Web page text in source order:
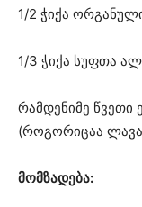
1/2 ჭიქა
1/3 ჭიქა სუფთა
რამდენიმე წვეთი
(როგორიცაა
მომზადება: